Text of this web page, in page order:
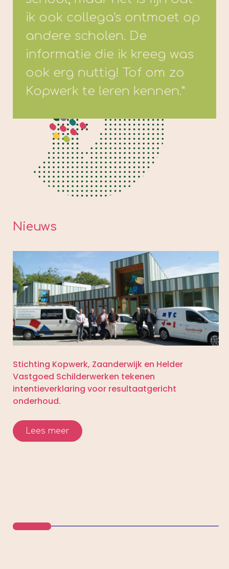
ik ook collega's ontmoet op
andere scholen. De
informatie die ik kreeg was
ook erg nuttig! Tof om zo
Kopwerk te leren kennen.”
Nieuws
Stichting Kopwerk, Zaanderwijk en Helder
Vastgoed Schilderwerken tekenen
intentieverklaring voor resultaatgericht
onderhoud.
Lees meer